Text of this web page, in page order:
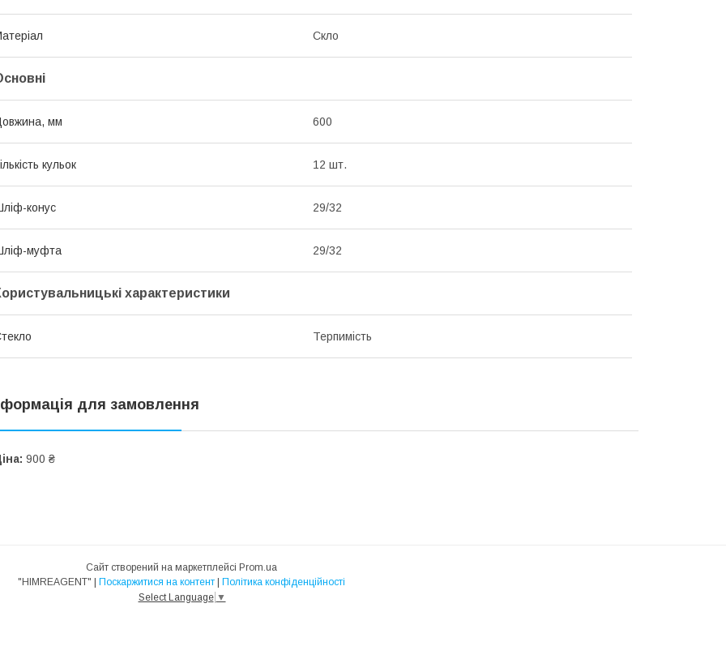
Скло
мм 600
кульок 12 шт.
конус 29/32
муфта 29/32
характеристики
Терпимість
для замовлення
900 ₴
Сайт створений на маркетплейсі Prom.ua
"HIMREAGENT" | Поскаржитися на контент | Політика конфіденційності
Select Language ▼